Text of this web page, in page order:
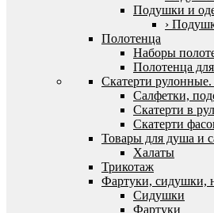
Подушки и
›
Полотенца
Наборы
Полотенца
Скатерти
Салфетки,
Скатерти в
Скатерти
Товары для душа и
Халаты
Трикотаж
Фартуки, сидушки,
Сидушки
Фартуки